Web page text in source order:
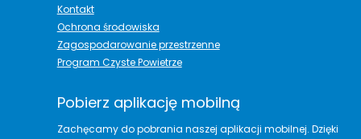
Kontakt
Ochrona środowiska
Zagospodarowanie przestrzenne
Program Czyste Powietrze
Pobierz aplikację mobilną
Zachęcamy do pobrania naszej aplikacji mobilnej. Dzięki